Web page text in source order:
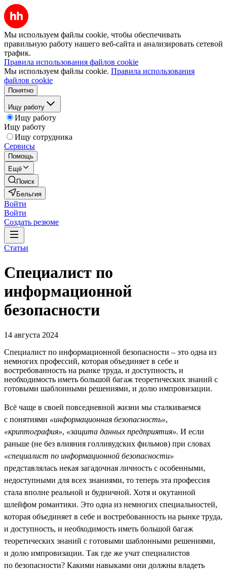
Мы используем файлы cookie, чтобы обеспечивать
правильную работу нашего веб-сайта и анализировать сетевой
трафик.
Правила использования файлов cookie
Мы используем файлы cookie. Правила использования
файлов cookie
Понятно
Ищу работу
Ищу работу
Ищу работу
Ищу сотрудника
Сервисы
Помощь
Ещё
Поиск
Бельгия
Войти
Войти
Создать резюме
Статьи
Специалист по
информационной
безопасности
14 августа 2024
Специалист по информационной безопасности – это одна из
немногих профессий, которая объединяет в себе и
востребованность на рынке труда, и доступность, и
необходимость иметь большой багаж теоретических знаний с
готовыми шаблонными решениями, и долю импровизации.
Всё чаще в своей повседневной жизни мы сталкиваемся
с понятиями «информационная безопасность»,
«криптография», «защита данных предприятия». И если
раньше (не без влияния голливудских фильмов) при словах
«специалист по информационной безопасности»
представлялась некая загадочная личность с особенными,
недоступными для всех знаниями, то теперь эта профессия
стала вполне реальной и будничной. Хотя и окутанной
шлейфом романтики. Это одна из немногих специальностей,
которая объединяет в себе и востребованность на рынке труда,
и доступность, и необходимость иметь большой багаж
теоретических знаний с готовыми шаблонными решениями,
и долю импровизации. Так где же учат специалистов
по безопасности? Какими навыками они должны владеть